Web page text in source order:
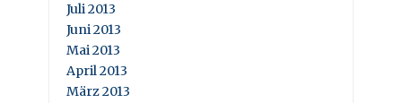
Juli 2013
Juni 2013
Mai 2013
April 2013
März 2013